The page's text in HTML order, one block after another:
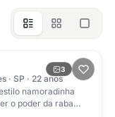
3
· SP · 22 anos
namoradinha
o poder da raba